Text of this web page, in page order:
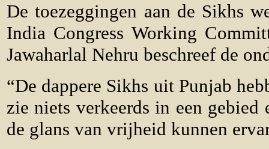
De toezeggingen aan de Sikhs
India Congress Working
Jawaharlal Nehru beschreef de
“De dappere Sikhs uit Punjab
zie niets verkeerds in een
de glans van vrijheid kunnen